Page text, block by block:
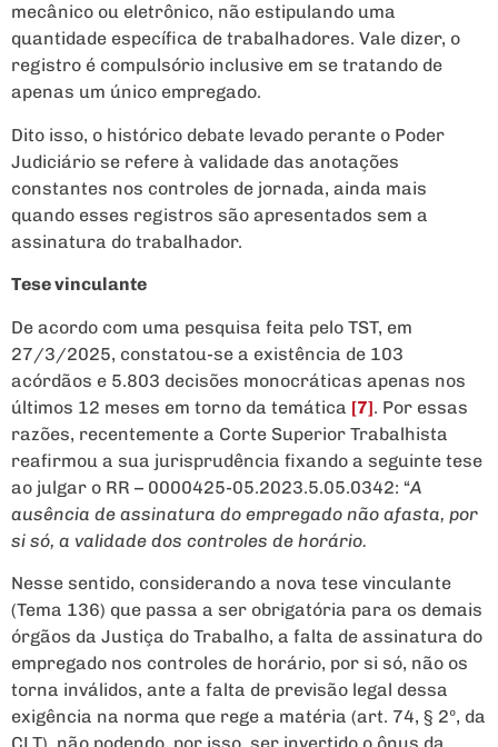
mecânico ou eletrônico, não estipulando uma
quantidade específica de trabalhadores. Vale dizer, o
registro é compulsório inclusive em se tratando de
apenas um único empregado.
Dito isso, o histórico debate levado perante o Poder
Judiciário se refere à validade das anotações
constantes nos controles de jornada, ainda mais
quando esses registros são apresentados sem a
assinatura do trabalhador.
Tese vinculante
De acordo com uma pesquisa feita pelo TST, em
27/3/2025, constatou-se a existência de 103
acórdãos e 5.803 decisões monocráticas apenas nos
últimos 12 meses em torno da temática [7]. Por essas
razões, recentemente a Corte Superior Trabalhista
reafirmou a sua jurisprudência fixando a seguinte tese
ao julgar o RR – 0000425-05.2023.5.05.0342: “A
ausência de assinatura do empregado não afasta, por
si só, a validade dos controles de horário.
Nesse sentido, considerando a nova tese vinculante
(Tema 136) que passa a ser obrigatória para os demais
órgãos da Justiça do Trabalho, a falta de assinatura do
empregado nos controles de horário, por si só, não os
torna inválidos, ante a falta de previsão legal dessa
exigência na norma que rege a matéria (art. 74, § 2º, da